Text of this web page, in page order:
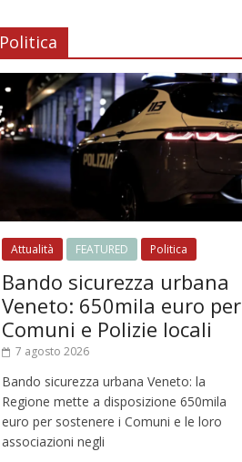
Politica
Attualità FEATURED Politica
Bando sicurezza urbana
Veneto: 650mila euro per
Comuni e Polizie locali
7 agosto 2026
Bando sicurezza urbana Veneto: la
Regione mette a disposizione 650mila
euro per sostenere i Comuni e le loro
associazioni negli